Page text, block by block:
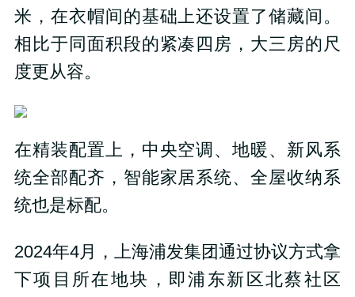
米， 在衣帽间的基础上还设置了储藏间。
相比于同面积段的紧凑四房，大三房的尺
度更从容。
在精装配置上，中央空调、地暖、新风系
统全部配齐，智能家居系统、全屋收纳系
统也是标配。
2024年4月，上海浦发集团通过协议方式拿
下项目所在地块，即浦东新区北蔡社区